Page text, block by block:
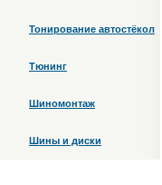
Тонирование автостёкол
Тюнинг
Шиномонтаж
Шины и диски